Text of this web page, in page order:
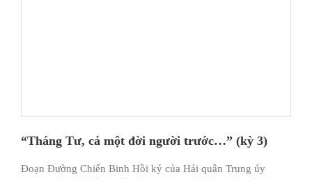
“Tháng Tư, cả một đời người trước…” (kỳ 3)
Đoạn Đường Chiến Binh Hồi ký của Hải quân Trung úy